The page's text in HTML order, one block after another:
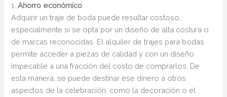
1.Ahorro económico
Adquirir un traje de boda puede resultar costoso,
especialmente si se opta por un diseño de alta costura o
de marcas reconocidas. El alquiler de trajes para bodas
permite acceder a piezas de calidad y con un diseño
impecable a una fracción del costo de comprarlos. De
esta manera, se puede destinar ese dinero a otros
aspectos de la celebración, como la decoración o el